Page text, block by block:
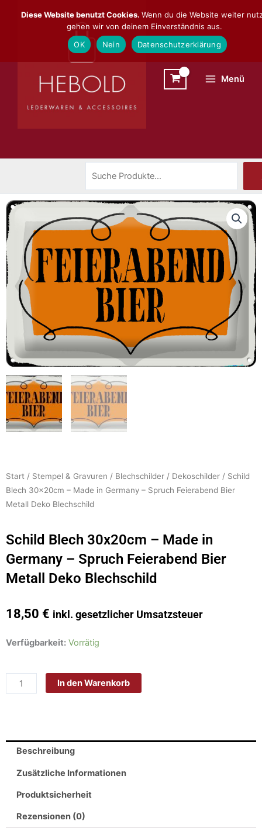
Inhalt
Menü
Start / Stempel & Gravuren / Blechschilder / Dekoschilder / Schild
Blech 30x20cm – Made in Germany – Spruch Feierabend Bier
Metall Deko Blechschild
Schild Blech 30x20cm – Made in
Germany – Spruch Feierabend Bier
Metall Deko Blechschild
18,50 € inkl. gesetzlicher Umsatzsteuer
Verfügbarkeit: Vorrätig
Schild
-
Spruch
Feierabend
Metall
Deko
Blechschild
In den Warenkorb
Beschreibung
Zusätzliche Informationen
Produktsicherheit
Rezensionen (0)
Diese Website benutzt Cookies. Wenn du die Website weiter
gehen wir von deinem Einverständnis aus.
OK
Nein Datenschutzerklärung